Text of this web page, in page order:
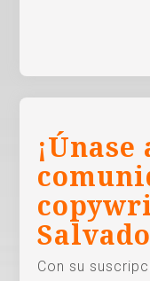
Con su